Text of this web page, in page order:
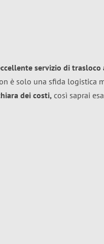
servizio di trasloco
è solo una sfida logistica
dei costi, così saprai